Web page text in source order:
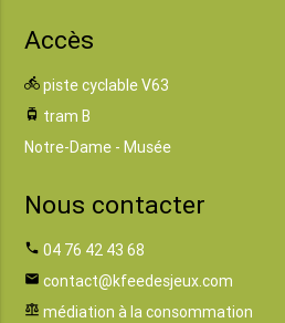
Accès
directions_bike piste cyclable V63
tram tram B
Notre-Dame - Musée
Nous contacter
phone 04 76 42 43 68
email contact@kfeedesjeux.com
balance médiation à la consommation